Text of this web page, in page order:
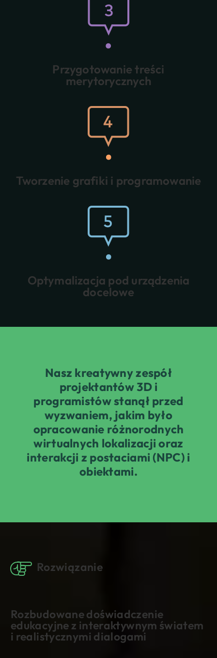
Przygotowanie treści
merytorycznych
Tworzenie grafiki i programowanie
Optymalizacja pod urządzenia
docelowe
Nasz kreatywny zespół
projektantów 3D i
programistów stanął przed
wyzwaniem, jakim było
opracowanie różnorodnych
wirtualnych lokalizacji oraz
interakcji z postaciami (NPC) i
obiektami.
Rozwiązanie
Rozbudowane doświadczenie
edukacyjne z interaktywnym światem
i realistycznymi dialogami